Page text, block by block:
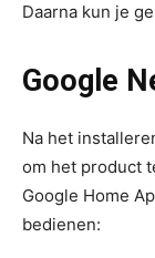
Daarna kun je
Google
Na het
om het product
Google Home
bedienen: